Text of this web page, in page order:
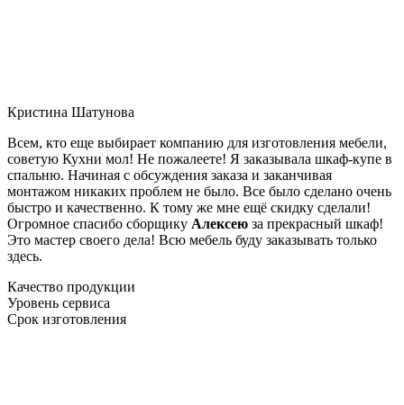
Кристина Шатунова
Всем, кто еще выбирает компанию для изготовления мебели,
советую Кухни мол! Не пожалеете! Я заказывала шкаф-купе в
спальню. Начиная с обсуждения заказа и заканчивая
монтажом никаких проблем не было. Все было сделано очень
быстро и качественно. К тому же мне ещё скидку сделали!
Огромное спасибо сборщику Алексею за прекрасный шкаф!
Это мастер своего дела! Всю мебель буду заказывать только
здесь.
Качество продукции
Уровень сервиса
Срок изготовления